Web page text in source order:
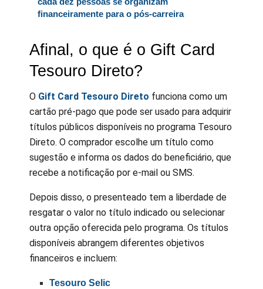
financeiramente para o pós-carreira
Afinal, o que é o Gift Card
Tesouro Direto?
O Gift Card Tesouro Direto funciona como um
cartão pré-pago que pode ser usado para adquirir
títulos públicos disponíveis no programa Tesouro
Direto. O comprador escolhe um título como
sugestão e informa os dados do beneficiário, que
recebe a notificação por e-mail ou SMS.
Depois disso, o presenteado tem a liberdade de
resgatar o valor no título indicado ou selecionar
outra opção oferecida pelo programa. Os títulos
disponíveis abrangem diferentes objetivos
financeiros e incluem:
Tesouro Selic